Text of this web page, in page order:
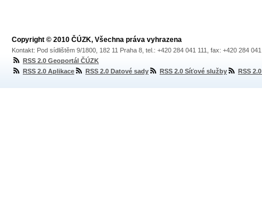
Copyright © 2010 ČÚZK, Všechna práva vyhrazena
Kontakt: Pod sídlištěm 9/1800, 182 11 Praha 8, tel.: +420 284 041 111, fax: +420 284
RSS 2.0 Geoportál ČÚZK
RSS 2.0 Aplikace
RSS 2.0 Datové sady RSS 2.0 Síťové služby RSS